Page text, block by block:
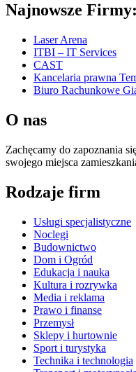
Najnowsze Firmy:
Laser Arena
ITBI – IT Services
CAST
Kancelaria prawna
Biuro Rachunkowe
O nas
Zachęcamy do zapoznania
swojego miejsca
Rodzaje firm
Usługi specjalistyczne
Noclegi
Budownictwo
Dom i Ogród
Edukacja i nauka
Kultura i rozrywka
Media i reklama
Prawo i finanse
Przemysł
Sklepy i hurtownie
Sport i turystyka
Technika i technologia